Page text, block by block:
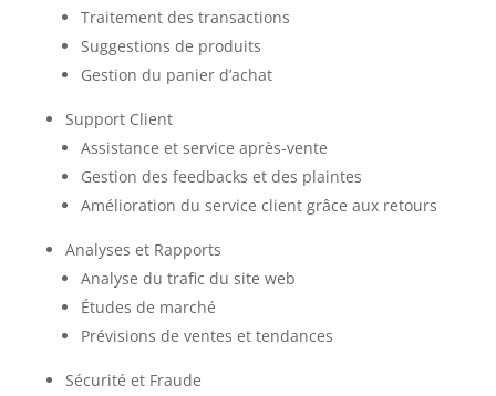
Traitement des transactions
Suggestions de produits
Gestion du panier d’achat
Support Client
Assistance et service après-vente
Gestion des feedbacks et des plaintes
Amélioration du service client grâce aux retours
Analyses et Rapports
Analyse du trafic du site web
Études de marché
Prévisions de ventes et tendances
Sécurité et Fraude